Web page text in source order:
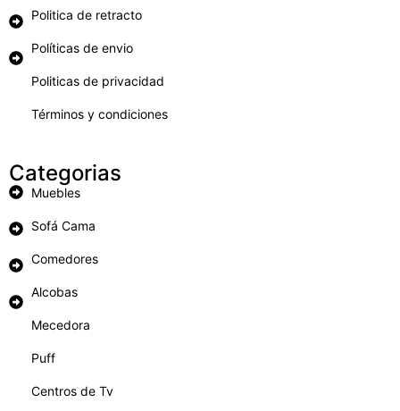
Politica de retracto
Políticas de envio
Politicas de privacidad
Términos y condiciones
Categorias
Muebles
Sofá Cama
Comedores
Alcobas
Mecedora
Puff
Centros de Tv